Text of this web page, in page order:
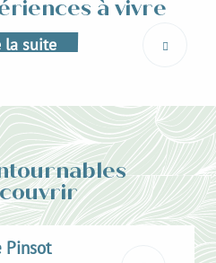
à vivre
la suite
Pinsot